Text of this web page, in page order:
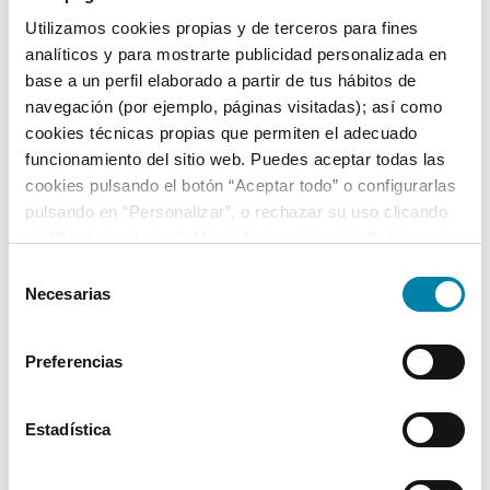
Utilizamos cookies propias y de terceros para fines
analíticos y para mostrarte publicidad personalizada en
base a un perfil elaborado a partir de tus hábitos de
navegación (por ejemplo, páginas visitadas); así como
cookies técnicas propias que permiten el adecuado
funcionamiento del sitio web. Puedes aceptar todas las
cookies pulsando el botón “Aceptar todo” o configurarlas
pulsando en “Personalizar”, o rechazar su uso clicando
Necesarias
Preferencias
Estadística
Equipamiento*
Detalles destacados
Wireless App Connect (incluye Google Android Auto +
Apple CarPlay + Mirror Link)
Faros LED
* La información de Equipamiento puede no reflejar todos los detalles